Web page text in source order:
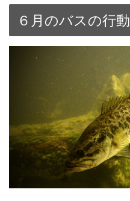
６月のバスの行動